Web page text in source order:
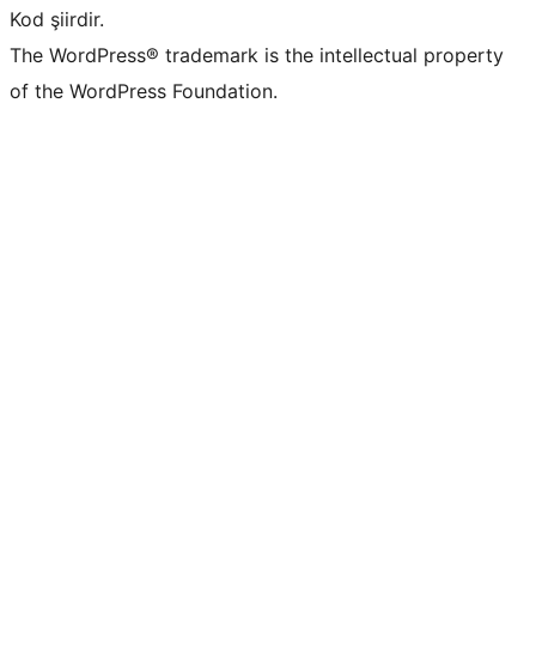
Kod şiirdir.
The WordPress® trademark is the intellectual property
of the WordPress Foundation.